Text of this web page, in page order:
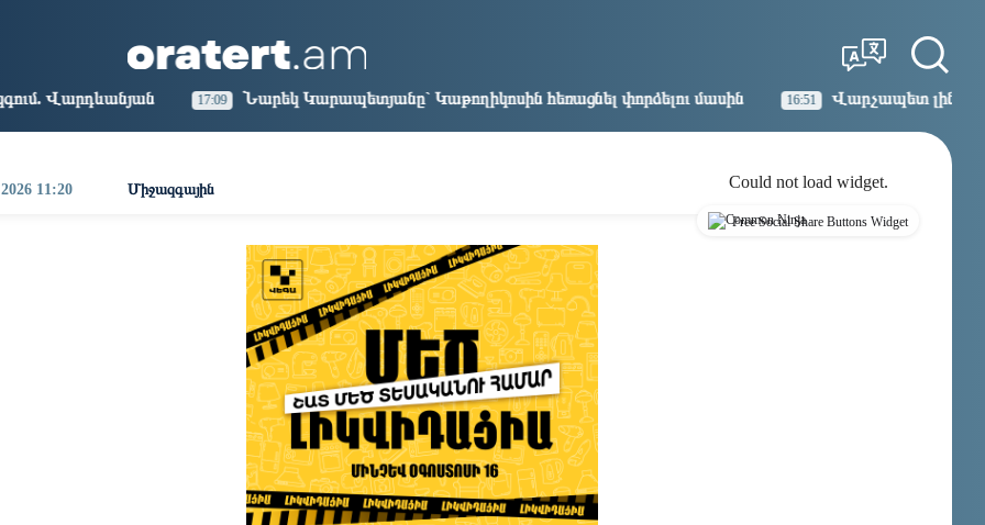
Los Angeles
12:09
Beijing
03:09
17:09 Նարեկ Կարապետյանը` Կաթողիկոսին հեռացնել փորձելու մասին 16:51 Վարչապետ լինել, չի նշանակում ինչ
11:20 Միջազգային Could not load widget.
Free Social Share Buttons Widget